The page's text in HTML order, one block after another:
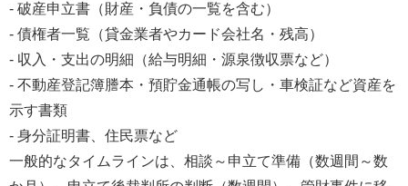
- 破産申立書（財産・負債の一覧を含む）
- 債権者一覧（貸金業者やカード会社名・残高）
- 収入・支出の明細（給与明細・源泉徴収票など）
- 不動産登記簿謄本・預貯金通帳の写し・車検証など資産を
示す書類
- 身分証明書、住民票など
一般的なタイムラインは、相談～申立て準備（数週間～数